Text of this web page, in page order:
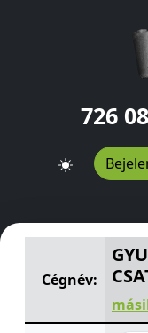
726
GYULAI VIZ- ÉS
Cégnév: